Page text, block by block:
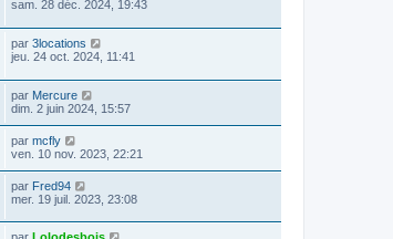
sam. 28 déc. 2024, 19:43
par 3locations
jeu. 24 oct. 2024, 11:41
par Mercure
dim. 2 juin 2024, 15:57
par mcfly
ven. 10 nov. 2023, 22:21
par Fred94
mer. 19 juil. 2023, 23:08